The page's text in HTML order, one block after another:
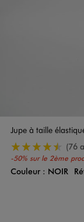
Jupe à taille
-50% sur le 2ème
4.5/5 de (76
Couleur
Couleur : NOIR